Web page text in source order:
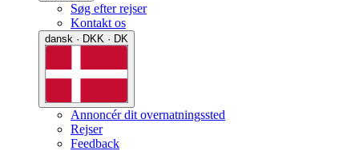
Søg efter rejser
Kontakt os
dansk · DKK · DK
Annoncér dit overnatningssted
Rejser
Feedback